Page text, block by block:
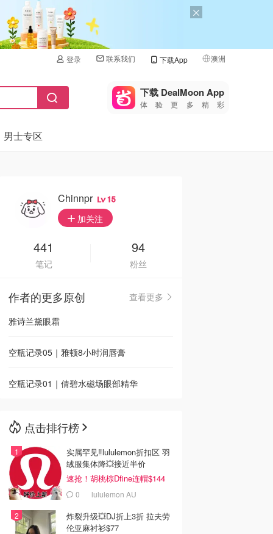
登录 联系我们 下载App 澳洲
🇺🇸
🇨🇳 中国
🇦🇺
🇳🇿新西兰
下载 DealMoon App
体验更多精彩
男士专区
Chinnpr 15
加关注
441
笔记
94
粉丝
作者的更多原创
查看更多
雅诗兰黛眼霜
空瓶记录05｜雅顿8小时润唇膏
空瓶记录01｜倩碧水磁场眼部精华
点击排行榜
实属罕见‼️lululemon折扣区 羽
绒服集体降💥接近半价
速抢！胡桃棕Dfine连帽$144
0 lululemon AU
炸裂升级💥DJ折上3折 拉夫劳
伦亚麻衬衫$77